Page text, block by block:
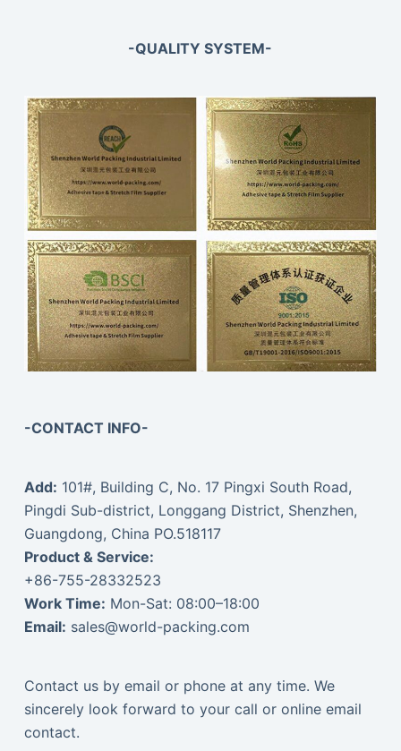
-QUALITY SYSTEM-
-CONTACT INFO-
Add: 101#, Building C, No. 17 Pingxi South Road,
Pingdi Sub-district, Longgang District, Shenzhen,
Guangdong, China PO.518117
Product & Service:
+86-755-28332523
Work Time: Mon-Sat: 08:00–18:00
Email: sales@world-packing.com
Contact us by email or phone at any time. We
sincerely look forward to your call or online email
contact.